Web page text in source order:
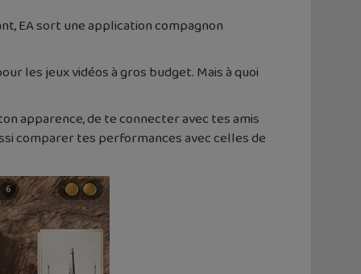
EA sort une application compagnon
les jeux vidéos à gros budget. Mais à quoi
apparence, de te connecter avec tes amis
comparer tes performances avec celles de